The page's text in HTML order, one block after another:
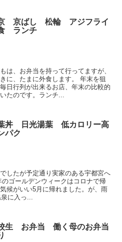
京ばし 松輪 アジフライ
ランチ
は、お弁当を持って行ってますが、
に、たまに外食します。 年末を狙
日行列が出来るお店、年末の比較的
たのです。ランチ...
丼 日光湯葉 低カロリー高
パク
したが予定通り実家のある宇都宮へ
ゴールデンウィークはコロナで帰
候がいい5月に帰れました。が、雨
に入っ...
生 お弁当 働く母のお弁当